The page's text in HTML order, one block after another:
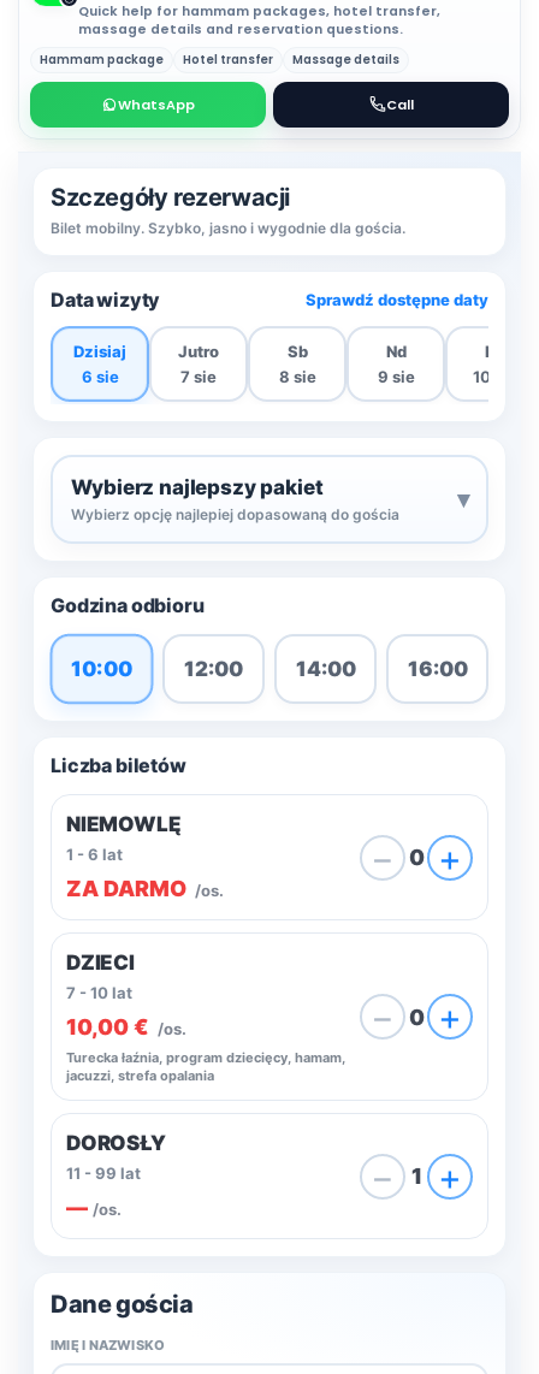
Quick help for hammam packages, hotel transfer,
massage details and reservation questions.
Hammam package Hotel transfer Massage details
WhatsApp Call
Szczegóły rezerwacji
Bilet mobilny. Szybko, jasno i wygodnie dla gościa.
Data wizyty Sprawdź dostępne daty
Dzisiaj
6 sie
Jutro
7 sie
Sb
8 sie
Nd
9 sie
Pn
10 sie
Wybierz najlepszy pakiet
Wybierz opcję najlepiej dopasowaną do gościa ▾
Godzina odbioru
10:00 12:00 14:00 16:00
Liczba biletów
NIEMOWLĘ
1 - 6 lat
ZA DARMO /os.
− 0 +
DZIECI
7 - 10 lat
10,00 € /os.
Turecka łaźnia, program dziecięcy, hamam,
jacuzzi, strefa opalania
− 0 +
DOROSŁY
11 - 99 lat
— /os.
− 1 +
Dane gościa
IMIĘ I NAZWISKO